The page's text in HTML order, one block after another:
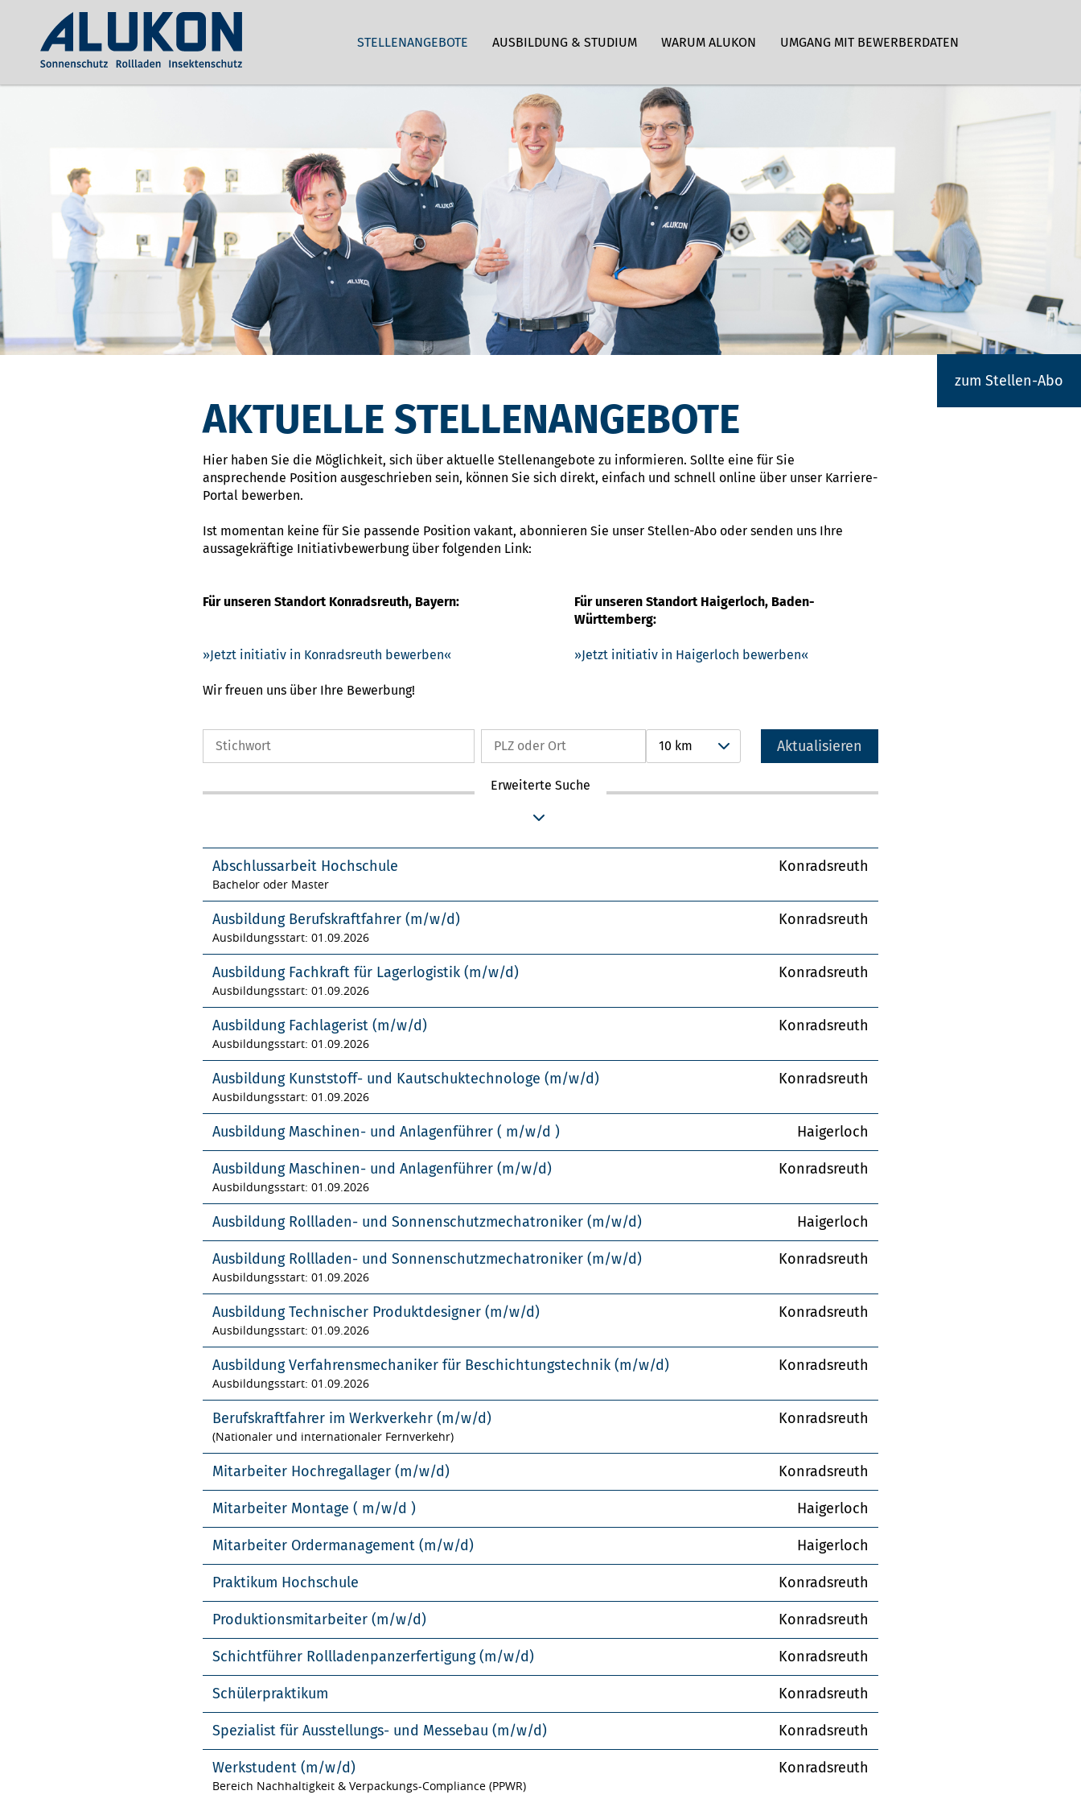
STELLENANGEBOTE AUSBILDUNG & STUDIUM WARUM ALUKON UMGANG MIT BEWERBERDATEN
AKTUELLE STELLENANGEBOTE
Hier haben Sie die Möglichkeit, sich über aktuelle Stellenangebote zu informieren. Sollte eine für Sie
ansprechende Position ausgeschrieben sein, können Sie sich direkt, einfach und schnell online über unser Karriere-
Portal bewerben.
Ist momentan keine für Sie passende Position vakant, abonnieren Sie unser Stellen-Abo oder senden uns Ihre
aussagekräftige Initiativbewerbung über folgenden Link:
Für unseren Standort Konradsreuth, Bayern:
Jetzt initiativ in Konradsreuth bewerben
Für unseren Standort Haigerloch, Baden-
Württemberg:
Jetzt initiativ in Haigerloch bewerben
Wir freuen uns über Ihre Bewerbung!
10 km Aktualisieren
Erweiterte Suche
Abschlussarbeit Hochschule
Bachelor oder Master
Konradsreuth
Ausbildung Berufskraftfahrer (m/w/d)
Ausbildungsstart: 01.09.2026
Konradsreuth
Ausbildung Fachkraft für Lagerlogistik (m/w/d)
Ausbildungsstart: 01.09.2026
Konradsreuth
Ausbildung Fachlagerist (m/w/d)
Ausbildungsstart: 01.09.2026
Konradsreuth
Ausbildung Kunststoff- und Kautschuktechnologe (m/w/d)
Ausbildungsstart: 01.09.2026
Konradsreuth
Ausbildung Maschinen- und Anlagenführer ( m/w/d ) Haigerloch
Ausbildung Maschinen- und Anlagenführer (m/w/d)
Ausbildungsstart: 01.09.2026
Konradsreuth
Ausbildung Rollladen- und Sonnenschutzmechatroniker (m/w/d) Haigerloch
Ausbildung Rollladen- und Sonnenschutzmechatroniker (m/w/d)
Ausbildungsstart: 01.09.2026
Konradsreuth
Ausbildung Technischer Produktdesigner (m/w/d)
Ausbildungsstart: 01.09.2026
Konradsreuth
Ausbildung Verfahrensmechaniker für Beschichtungstechnik (m/w/d)
Ausbildungsstart: 01.09.2026
Konradsreuth
Berufskraftfahrer im Werkverkehr (m/w/d)
(Nationaler und internationaler Fernverkehr)
Konradsreuth
Mitarbeiter Hochregallager (m/w/d) Konradsreuth
Mitarbeiter Montage ( m/w/d ) Haigerloch
Mitarbeiter Ordermanagement (m/w/d) Haigerloch
Praktikum Hochschule Konradsreuth
Produktionsmitarbeiter (m/w/d) Konradsreuth
Schichtführer Rollladenpanzerfertigung (m/w/d) Konradsreuth
Schülerpraktikum Konradsreuth
Spezialist für Ausstellungs- und Messebau (m/w/d) Konradsreuth
Werkstudent (m/w/d)
Bereich Nachhaltigkeit & Verpackungs-Compliance (PPWR)
Konradsreuth
zum Stellen-Abo